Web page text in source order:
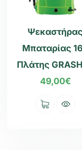
Ψεκαστήρας
Μπαταρίας
Πλάτης
49,00€